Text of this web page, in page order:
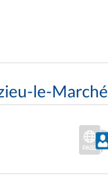
le-Marché